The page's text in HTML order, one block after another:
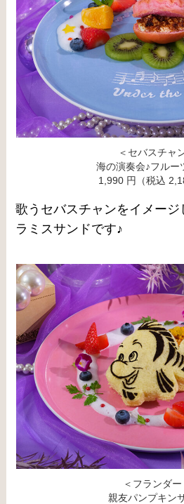
＜セバスチャ
海の演奏会♪フルー
1,990 円（税込
歌うセバスチャンをイメージ
ラミスサンドです♪
＜フランダー
親友パンプキン